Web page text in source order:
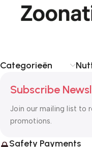
Categorieën
Subscribe
Join our mailing list to
promotions.
Safety Payments